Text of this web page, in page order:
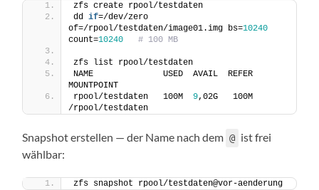
zfs create rpool/testdaten
dd if=/dev/zero
of=/rpool/testdaten/image01.img bs=10240
count=10240 # 100 MB
zfs list rpool/testdaten
NAME              USED  AVAIL  REFER
MOUNTPOINT
rpool/testdaten   100M 9,02G   100M
/rpool/testdaten
Snapshot erstellen — der Name nach dem @ ist frei
wählbar:
zfs snapshot rpool/testdaten@vor-aenderung